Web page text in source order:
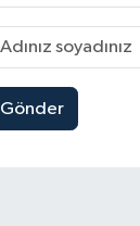
Gönder